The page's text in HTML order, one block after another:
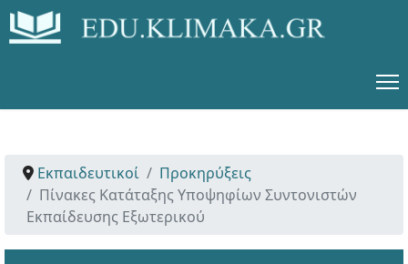
Εκπαιδευτικοί
Προκηρύξεις
Πίνακες Κατάταξης Υποψηφίων Συντονιστών
Εκπαίδευσης Εξωτερικού